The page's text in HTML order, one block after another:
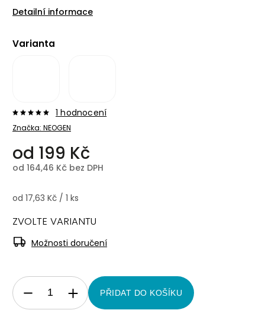
Detailní informace
Varianta
Značka: NEOGEN
1 hodnocení
od 199 Kč
od 164,46 Kč bez DPH
od 17,63 Kč / 1 ks
ZVOLTE VARIANTU
Možnosti doručení
PŘIDAT DO KOŠÍKU